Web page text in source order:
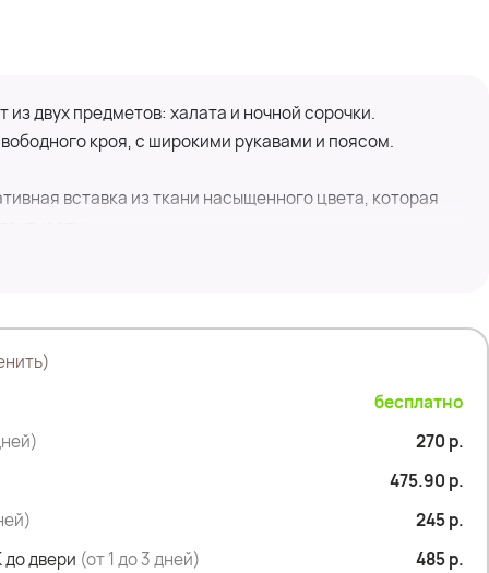
двух предметов: халата и ночной сорочки.
кроя, с широкими рукавами и поясом.
вставка из ткани насыщенного цвета, которая
кроя. Она имеет тонкие бретели и выполнена из той
комфорта.
бесплатно
270 р.
475.90 р.
245 р.
двери (от 1 до 3 дней) 485 р.